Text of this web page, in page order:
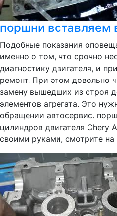
поршни вставляем
Подобные показания
именно о том, что срочно
диагностику двигателя, и
ремонт. При этом довольно
замену вышедших из строя
элементов агрегата. Это
обращении автосервис.
цилиндров двигателя Chery
своими руками, смотрите на